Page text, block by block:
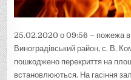
25.02.2020 о 09:56 – пожежа в
Виноградівський район, с. В.
пошкоджено перекриття на
встановлюються. На гасіння